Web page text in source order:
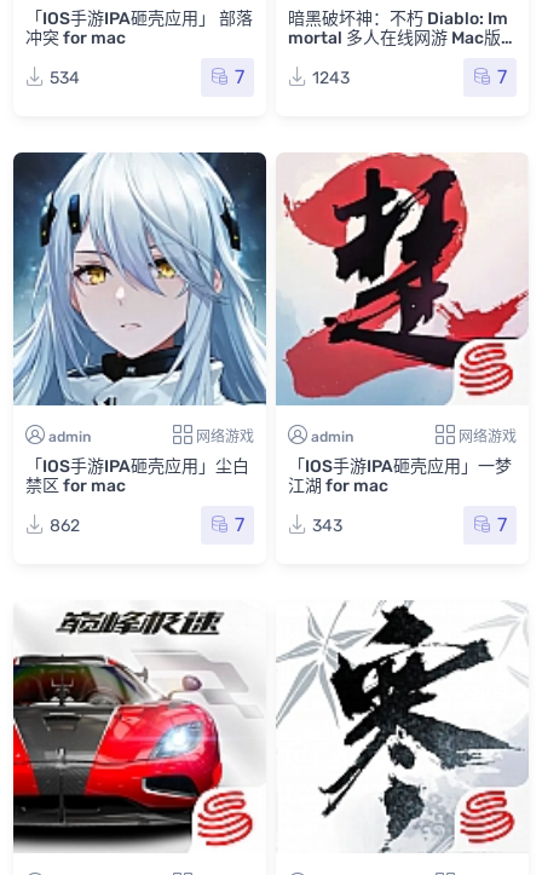
「IOS手游IPA砸壳应用」 部落
冲突 for mac
534
7
暗黑破坏神：不朽 Diablo: Im
mortal 多人在线网游 Mac版
1243
7
admin 网络游戏
「IOS手游IPA砸壳应用」尘白
禁区 for mac
862
7
admin 网络游戏
「IOS手游IPA砸壳应用」一梦
江湖 for mac
343
7